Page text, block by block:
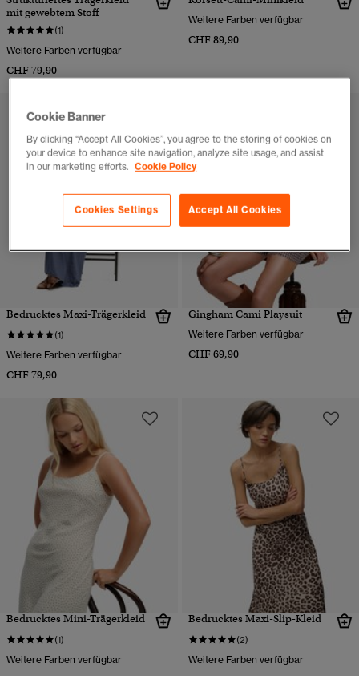
mit gewebtem Stoff
(1)
Weitere Farben verfügbar
CHF 79,90
Weitere Farben verfügbar
CHF 89,90
Bedrucktes Maxi-Trägerkleid
(1)
Weitere Farben verfügbar
CHF 79,90
Gingham Cami Playsuit
Weitere Farben verfügbar
CHF 69,90
Bedrucktes Mini-Trägerkleid
(1)
Weitere Farben verfügbar
Bedrucktes Maxi-Slip-Kleid
(2)
Weitere Farben verfügbar
Cookie Banner
By clicking “Accept All Cookies”, you agree to the storing of cookies on
your device to enhance site navigation, analyze site usage, and assist
in our marketing efforts. Cookie Policy
Accept All Cookies
Cookies Settings